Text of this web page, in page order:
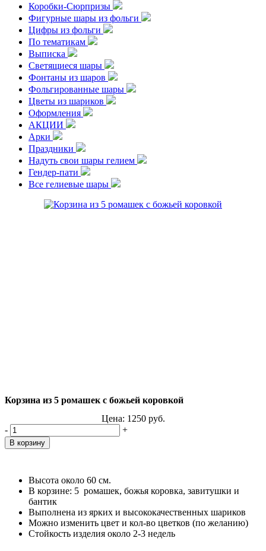
Коробки-Сюрпризы
Фигурные шары из фольги
Цифры из фольги
По тематикам
Выписка
Светящиеся шары
Фонтаны из шаров
Фольгированные шары
Цветы из шариков
Оформления
АКЦИИ
Арки
Праздники
Надуть свои шары гелием
Гендер-пати
Все гелиевые шары
Корзина из 5 ромашек с божьей коровкой
Цена: 1250 руб.
-
+
Высота около 60 см.
В корзине: 5 ромашек, божья коровка, завитушки и
бантик
Выполнена из ярких и высококачественных шариков
Можно изменить цвет и кол-во цветков (по желанию)
Стойкость изделия около 2-3 недель